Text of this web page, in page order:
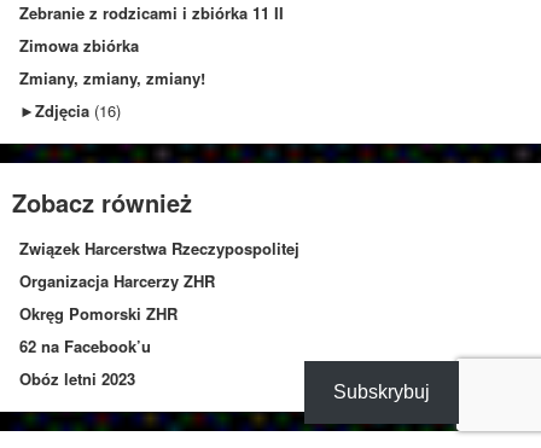
Zebranie z rodzicami i zbiórka 11 II
Zimowa zbiórka
Zmiany, zmiany, zmiany!
►Zdjęcia (16)
Zobacz również
Związek Harcerstwa Rzeczypospolitej
Organizacja Harcerzy ZHR
Okręg Pomorski ZHR
62 na Facebook’u
Obóz letni 2023
Subskrybuj